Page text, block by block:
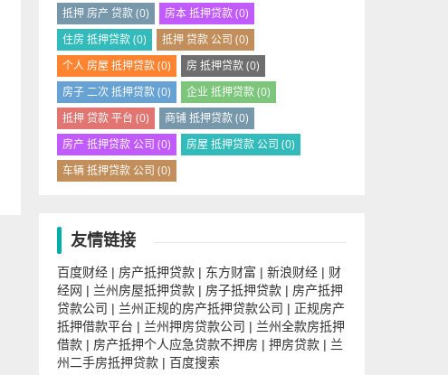
抵押 房产 贷款(0) 房本 抵押贷款(0)
住房 抵押贷款(0) 抵押 贷款 公司 (0)
个人 房屋 抵押贷款(0) 房 抵押贷款(0)
房子 二次 抵押贷款(0) 企业 抵押贷款(0)
抵押 贷款 平台 (0) 商铺 抵押贷款(0)
房产 抵押贷款 公司 (0) 房屋 抵押贷款 公司 (0)
车辆 抵押贷款 公司 (0)
友情链接
百度财经 | 房产抵押贷款 | 东方财富 | 新浪财经 | 财
经网 | 兰州房屋抵押贷款 | 房子抵押贷款 | 房产抵押
贷款公司 | 兰州正规的房产抵押贷款公司 | 正规房产
抵押借款平台 | 兰州押房贷款公司 | 兰州全款房抵押
借款 | 房产抵押个人应急贷款不押房 | 押房贷款 | 兰
州二手房抵押贷款 | 百度搜索